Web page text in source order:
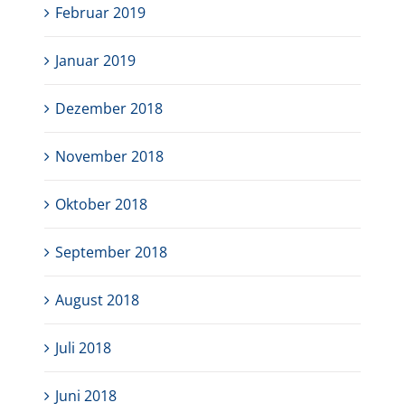
Februar 2019
Januar 2019
Dezember 2018
November 2018
Oktober 2018
September 2018
August 2018
Juli 2018
Juni 2018